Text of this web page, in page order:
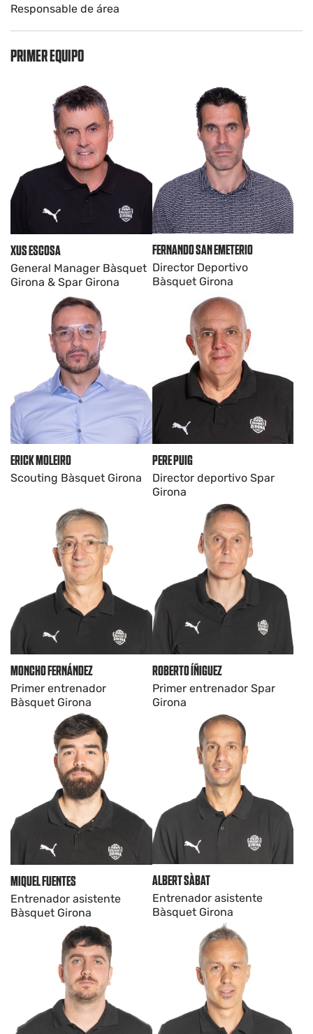
Responsable de área
PRIMER EQUIPO
XUS ESCOSA
General Manager Bàsquet
Girona & Spar Girona
FERNANDO SAN EMETERIO
Director Deportivo
Bàsquet Girona
ERICK MOLEIRO
Scouting Bàsquet Girona
PERE PUIG
Director deportivo Spar
Girona
MONCHO FERNÁNDEZ
Primer entrenador
Bàsquet Girona
ROBERTO ÍÑIGUEZ
Primer entrenador Spar
Girona
MIQUEL FUENTES
Entrenador asistente
Bàsquet Girona
ALBERT SÀBAT
Entrenador asistente
Bàsquet Girona